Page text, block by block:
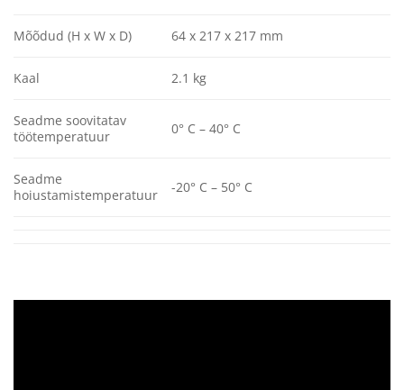
Mõõdud (H x W x D) 64 x 217 x 217 mm
Kaal 2.1 kg
Seadme soovitatav
töötemperatuur
0° C – 40° C
Seadme
hoiustamistemperatuur
-20° C – 50° C